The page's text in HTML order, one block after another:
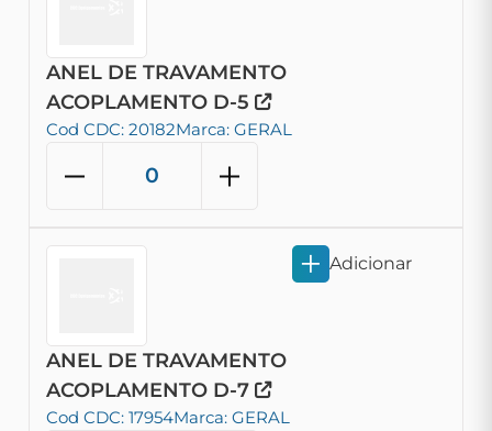
ANEL DE TRAVAMENTO
ACOPLAMENTO D-5
Cod CDC: 20182Marca: GERAL
ANEL DE TRAVAMENTO
ACOPLAMENTO D-7
Cod CDC: 17954Marca: GERAL
Adicionar